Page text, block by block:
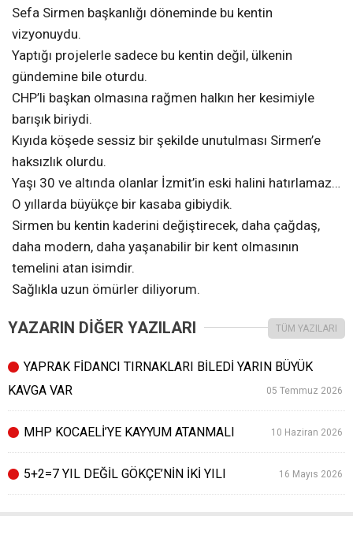
Sefa Sirmen başkanlığı döneminde bu kentin
vizyonuydu.
Yaptığı projelerle sadece bu kentin değil, ülkenin
gündemine bile oturdu.
CHP’li başkan olmasına rağmen halkın her kesimiyle
barışık biriydi.
Kıyıda köşede sessiz bir şekilde unutulması Sirmen’e
haksızlık olurdu.
Yaşı 30 ve altında olanlar İzmit’in eski halini hatırlamaz…
O yıllarda büyükçe bir kasaba gibiydik.
Sirmen bu kentin kaderini değiştirecek, daha çağdaş,
daha modern, daha yaşanabilir bir kent olmasının
temelini atan isimdir.
Sağlıkla uzun ömürler diliyorum.
YAZARIN DİĞER YAZILARI TÜM YAZILARI
YAPRAK FİDANCI TIRNAKLARI BİLEDİ YARIN BÜYÜK
KAVGA VAR
05 Temmuz 2026
MHP KOCAELİ’YE KAYYUM ATANMALI 10 Haziran 2026
5+2=7 YIL DEĞİL GÖKÇE’NİN İKİ YILI 16 Mayıs 2026